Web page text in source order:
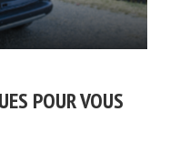
POUR VOUS